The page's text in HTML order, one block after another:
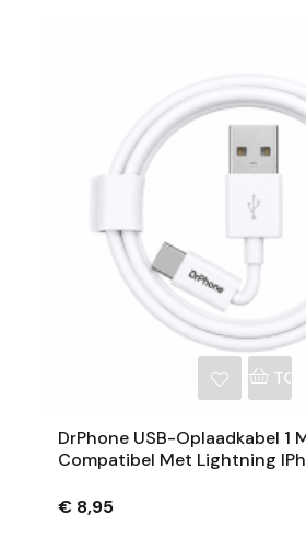
DrPhone USB-Oplaadkabel 1
Compatibel Met Lightning
€ 8,95